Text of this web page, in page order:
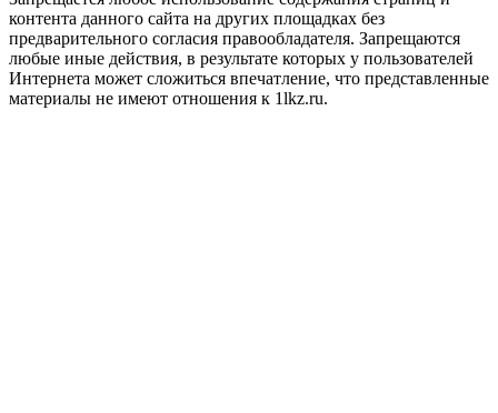
контента данного сайта на других площадках без
предварительного согласия правообладателя. Запрещаются
любые иные действия, в результате которых у пользователей
Интернета может сложиться впечатление, что представленные
материалы не имеют отношения к 1lkz.ru.